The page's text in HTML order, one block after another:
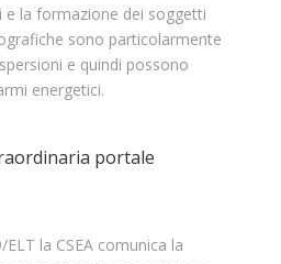
e la formazione dei soggetti
sono particolarmente
e quindi possono
energetici.
portale
la CSEA comunica la